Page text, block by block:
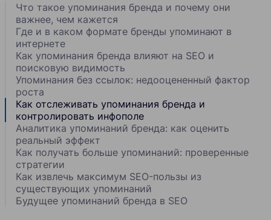
Что такое упоминания бренда и почему они
важнее, чем кажется
Где и в каком формате бренды упоминают в
интернете
Как упоминания бренда влияют на SEO и
поисковую видимость
Упоминания без ссылок: недооцененный фактор
роста
Как отслеживать упоминания бренда и
контролировать инфополе
Аналитика упоминаний бренда: как оценить
реальный эффект
Как получать больше упоминаний: проверенные
стратегии
Как извлечь максимум SEO-пользы из
существующих упоминаний
Будущее упоминаний бренда в SEO